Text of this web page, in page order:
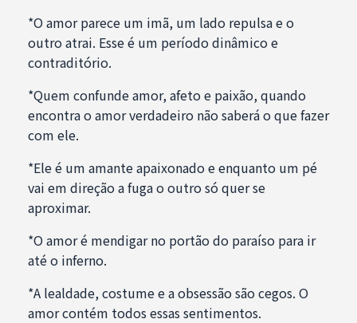
*O amor parece um imã, um lado repulsa e o
outro atrai. Esse é um período dinâmico e
contraditório.
*Quem confunde amor, afeto e paixão, quando
encontra o amor verdadeiro não saberá o que fazer
com ele.
*Ele é um amante apaixonado e enquanto um pé
vai em direção a fuga o outro só quer se
aproximar.
*O amor é mendigar no portão do paraíso para ir
até o inferno.
*A lealdade, costume e a obsessão são cegos. O
amor contém todos essas sentimentos.